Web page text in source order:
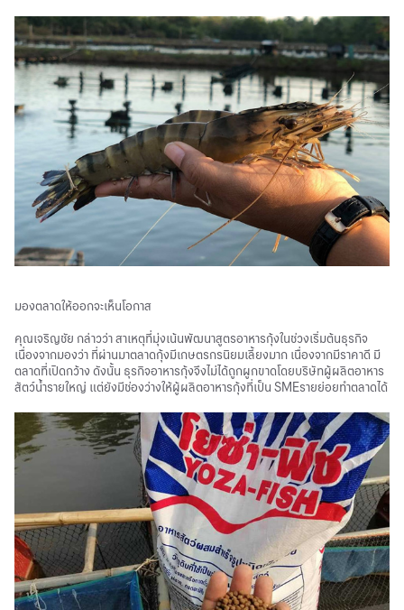
มองตลาดให้ออกจะเห็นโอกาส
คุณเจริญชัย กล่าวว่า สาเหตุที่มุ่งเน้นพัฒนาสูตรอาหารกุ้งในช่วงเริ่มต้นธุรกิจ
เนื่องจากมองว่า ที่ผ่านมาตลาดกุ้งมีเกษตรกรนิยมเลี้ยงมาก เนื่องจากมีราคาดี มี
ตลาดที่เปิดกว้าง ดังนั้น ธุรกิจอาหารกุ้งจึงไม่ได้ถูกผูกขาดโดยบริษัทผู้ผลิตอาหาร
สัตว์น้ำรายใหญ่ แต่ยังมีช่องว่างให้ผู้ผลิตอาหารกุ้งที่เป็น SMEรายย่อยทําตลาดได้